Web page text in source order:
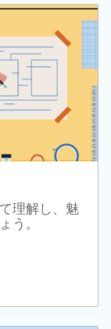
理解し、魅
う。